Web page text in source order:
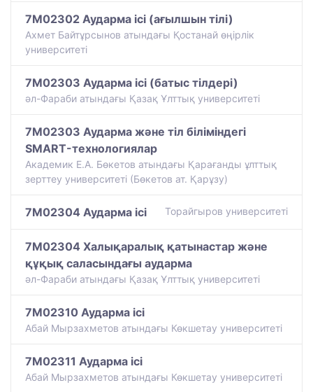
7M02302 Аударма ісі (ағылшын тілі)
Ахмет Байтұрсынов атындағы Қостанай өңірлік
университеті
7M02303 Аударма ісі (батыс тілдері)
әл-Фараби атындағы Қазақ Ұлттық университеті
7M02303 Аударма және тіл біліміндегі
SMART-технологиялар
Академик Е.А. Бөкетов атындағы Қарағанды ұлттық
зерттеу университеті (Бөкетов ат. Қарұзу)
7M02304 Аударма ісі Торайгыров университеті
7M02304 Халықаралық қатынастар және
құқық саласындағы аударма
әл-Фараби атындағы Қазақ Ұлттық университеті
7M02310 Аударма ісі
Абай Мырзахметов атындағы Көкшетау университеті
7M02311 Аударма ісі
Абай Мырзахметов атындағы Көкшетау университеті